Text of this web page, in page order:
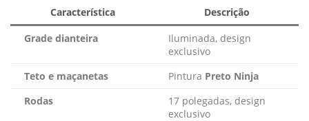
Característica
Descrição
Grade dianteira
Iluminada, design
exclusivo
Teto e maçanetas
Pintura Preto Ninja
Rodas
17 polegadas, design
exclusivo